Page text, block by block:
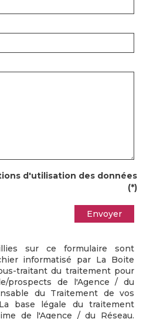
d'utilisation des données
(*)
Envoyer
sur ce formulaire sont
informatisé par La Boite
traitant du traitement pour
prospects de l'Agence / du
du Traitement de vos
base légale du traitement
de l'Agence / du Réseau.